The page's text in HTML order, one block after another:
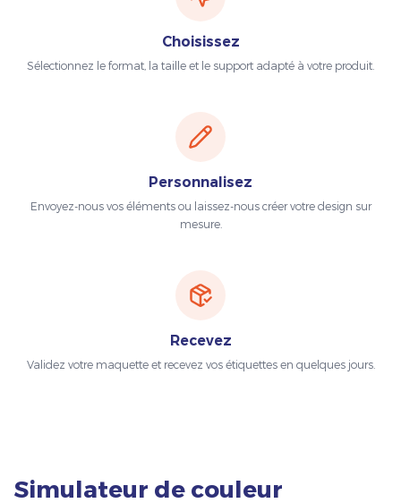
Choisissez
Sélectionnez le format, la taille et le support adapté à votre produit.
Personnalisez
Envoyez-nous vos éléments ou laissez-nous créer votre design sur
mesure.
Recevez
Validez votre maquette et recevez vos étiquettes en quelques jours.
Simulateur de couleur